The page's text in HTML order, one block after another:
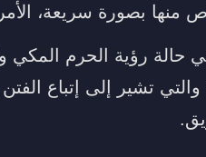
منها بصورة سريعة،
حالة رؤية الحرم المكي
والتي تشير إلى إتباع